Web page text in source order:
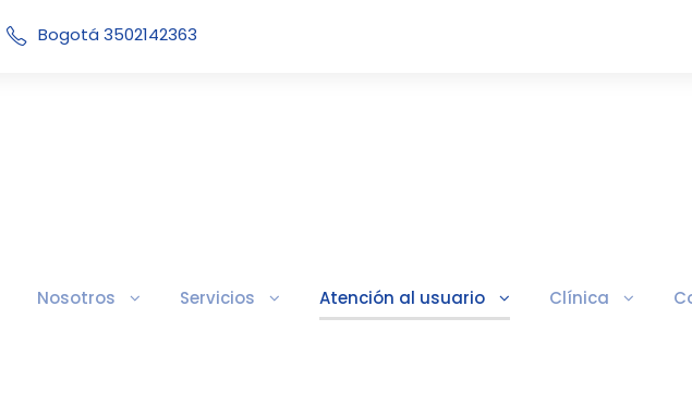
Bogotá 3502142363
Nosotros Servicios Atención al usuario Clínica